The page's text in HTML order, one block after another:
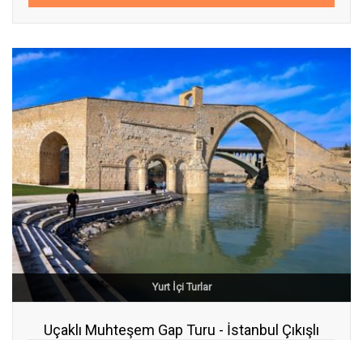
Yurt İçi Turlar
Uçaklı Muhteşem Gap Turu - İstanbul Çıkışlı